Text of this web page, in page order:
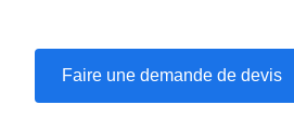
Faire une demande de devis